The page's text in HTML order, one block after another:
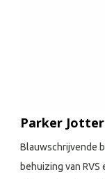
Parker
Blauwschrijvende
behuizing van